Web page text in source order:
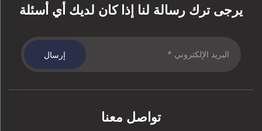
يرجى ترك رسالة لنا إذا كان لديك أي أسئلة
إرسال
تواصل معنا